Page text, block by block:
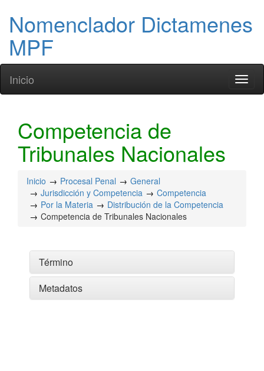
Nomenclador Dictamenes
MPF
Inicio
Competencia de
Tribunales Nacionales
Inicio Procesal Penal
General
Jurisdicción y Competencia
Competencia
Por la Materia
Distribución de la Competencia
Competencia de Tribunales Nacionales
Término
Metadatos